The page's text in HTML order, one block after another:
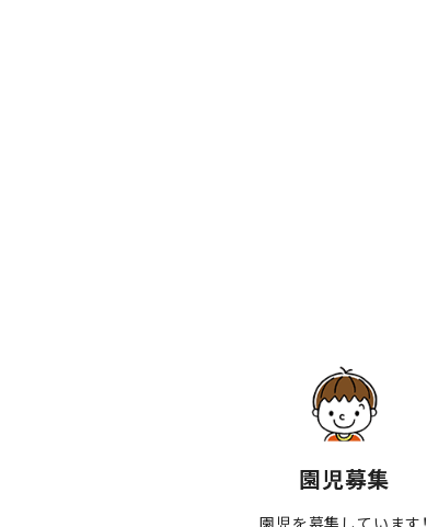
園児募集
園児を募集しています！